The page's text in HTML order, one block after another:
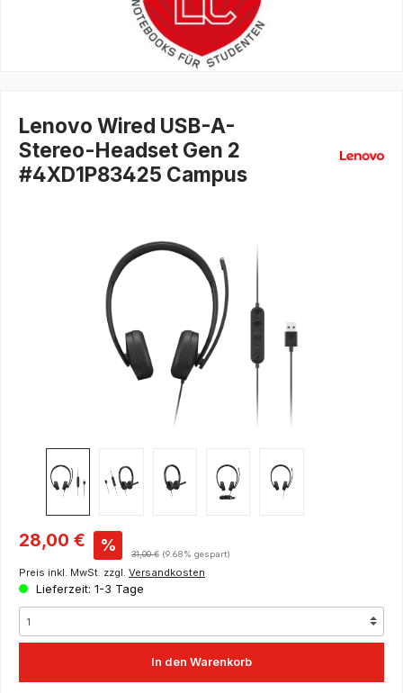
Lenovo Wired USB-A-
Stereo-Headset Gen 2
#4XD1P83425 Campus
Bildergalerie überspringen
Verkaufspreis:
28,00 € % Regulärer Preis:
31,00 € (9.68% gespart)
Preis inkl. MwSt. zzgl. Versandkosten
Lieferzeit: 1-3 Tage
In den Warenkorb